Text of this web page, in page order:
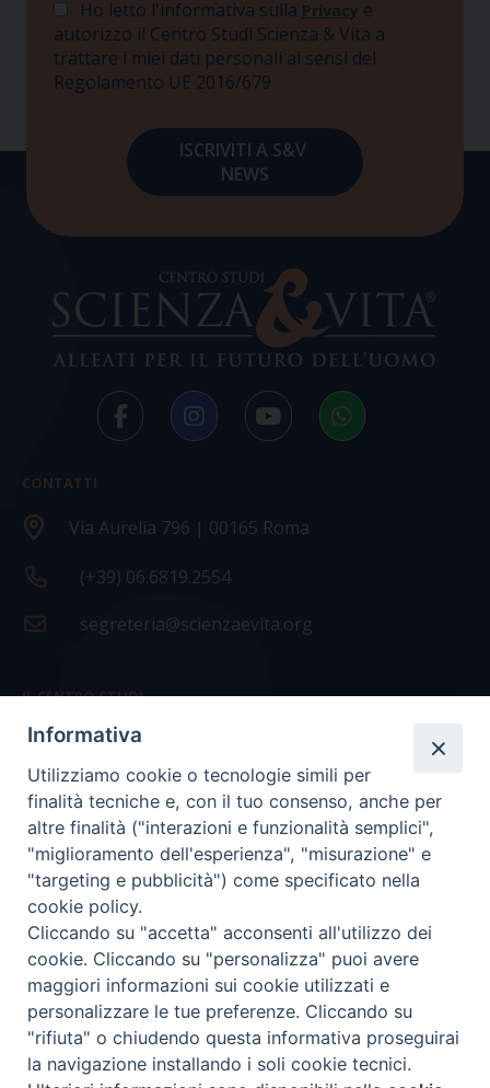
Ho letto l'informativa sulla Privacy e
autorizzo il Centro Studi Scienza & Vita a
trattare i miei dati personali ai sensi del
Regolamento UE 2016/679
CONTATTI
Via Aurelia 796 | 00165 Roma
(+39) 06.6819.2554
segreteria@scienzaevita.org
IL CENTRO STUDI
La nostra storia
Statuto
Presidenza e ufficio presidenza
Consiglio scientifico
Coordinamento nazionale
COPYRIGHT Scienza & Vita - C.F96600690588- Tutti i
diritti -Privacy- Credits
Informativa
Utilizziamo cookie o tecnologie simili per
finalità tecniche e, con il tuo consenso, anche per
altre finalità ("interazioni e funzionalità semplici",
"miglioramento dell'esperienza", "misurazione" e
"targeting e pubblicità") come specificato nella
cookie policy.
Cliccando su "accetta" acconsenti all'utilizzo dei
cookie. Cliccando su "personalizza" puoi avere
maggiori informazioni sui cookie utilizzati e
personalizzare le tue preferenze. Cliccando su
"rifiuta" o chiudendo questa informativa proseguirai
la navigazione installando i soli cookie tecnici.